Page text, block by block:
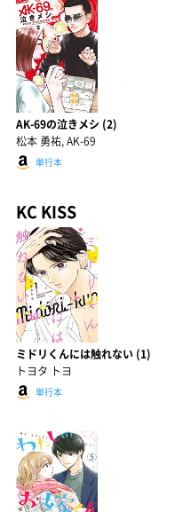
AK-69の泣きメシ (2)
松本 勇祐, AK-69
単行本
KC KISS
ミドリくんには触れない (1)
トヨタ トヨ
単行本